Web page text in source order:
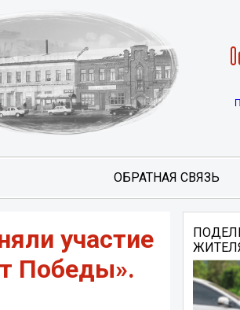
ОБРАТНАЯ СВЯЗЬ
участие
Победы».